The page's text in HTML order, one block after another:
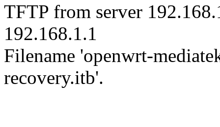
TFTP from server
192.168.1.1
Filename 'openwrt-
recovery.itb'.